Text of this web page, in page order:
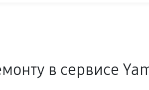
в сервисе